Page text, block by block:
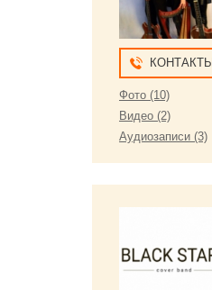
КОНТАКТЫ
Фото (10)
Видео (2)
Аудиозаписи (3)